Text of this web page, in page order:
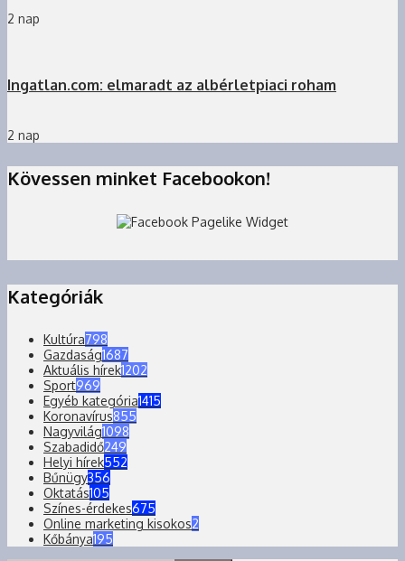
2 nap
Ingatlan.com: elmaradt az albérletpiaci roham
2 nap
Kövessen minket Facebookon!
Kategóriák
Kultúra798
Gazdaság1687
Aktuális hírek1202
Sport969
Egyéb kategória1415
Koronavírus855
Nagyvilág1098
Szabadidő249
Helyi hírek552
Bűnügy356
Oktatás105
Színes-érdekes675
Online marketing kisokos2
Kőbánya195